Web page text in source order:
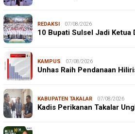
REDAKSI 07/08/2026
10 Bupati Sulsel Jadi Ketua
KAMPUS 07/08/2026
Unhas Raih Pendanaan
KABUPATEN TAKALAR 07/08/2026
Kadis Perikanan Takalar